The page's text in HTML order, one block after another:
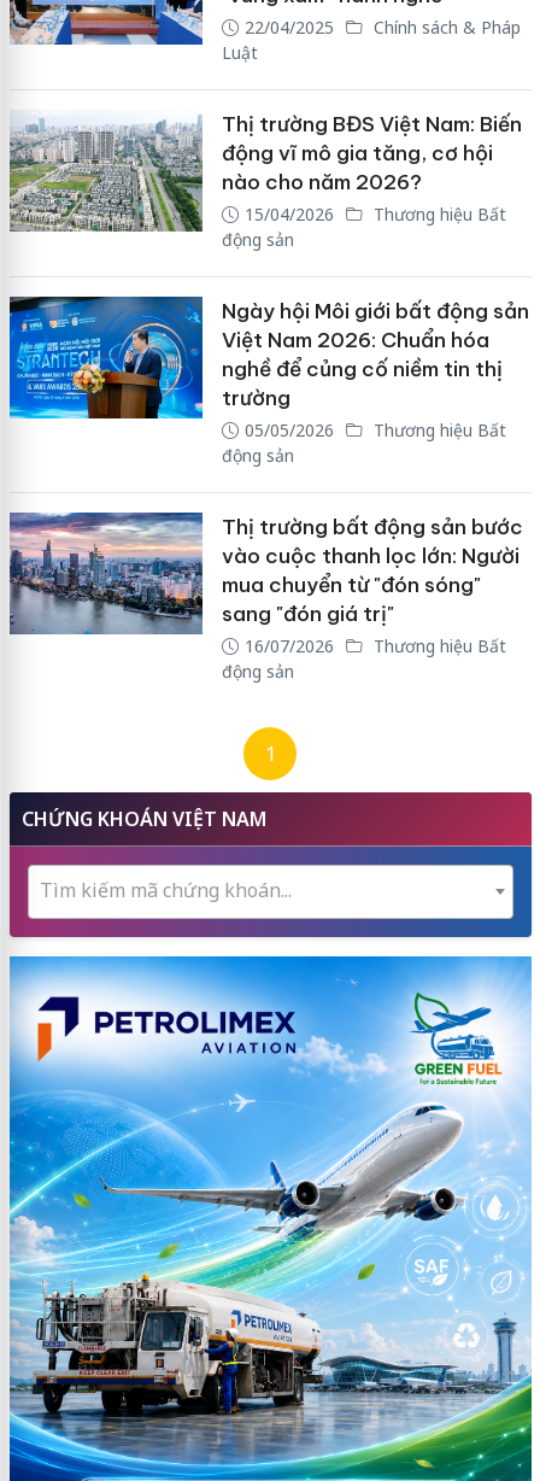
22/04/2025
Chính sách & Pháp
Luật
Thị trường BĐS Việt Nam: Biến
động vĩ mô gia tăng, cơ hội
nào cho năm 2026?
15/04/2026
Thương hiệu Bất
động sản
Ngày hội Môi giới bất động sản
Việt Nam 2026: Chuẩn hóa
nghề để củng cố niềm tin thị
trường
05/05/2026
Thương hiệu Bất
động sản
Thị trường bất động sản bước
vào cuộc thanh lọc lớn: Người
mua chuyển từ "đón sóng"
sang "đón giá trị"
16/07/2026
Thương hiệu Bất
động sản
1
CHỨNG KHOÁN VIỆT NAM
Tìm kiếm mã chứng khoán...